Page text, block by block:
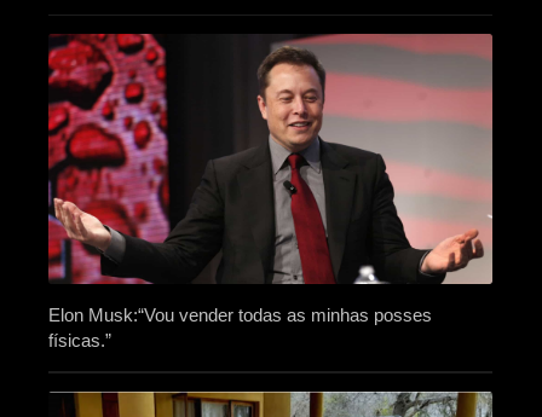
Elon Musk:“Vou vender todas as minhas posses
físicas.”